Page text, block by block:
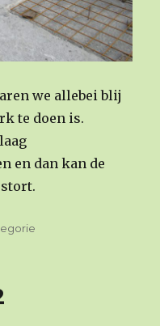
we allebei blij
te doen is.
en dan kan de